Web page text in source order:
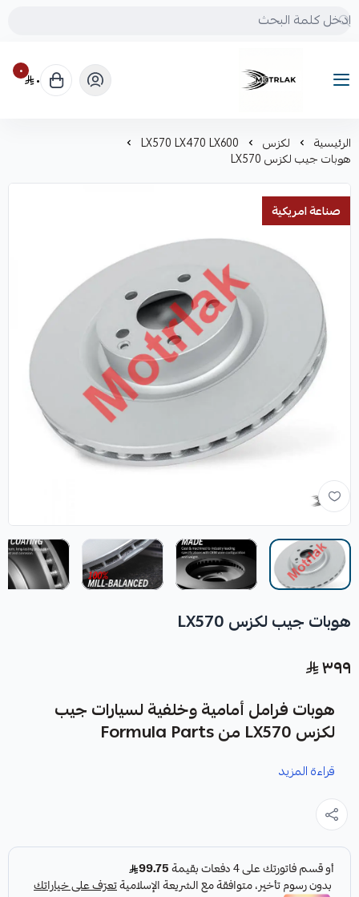
Motrlak
٠ ٠
الرئيسية لكزس LX570 LX470 LX600
هوبات جيب لكزس LX570
صناعة امريكية
هوبات جيب لكزس LX570
٣٩٩
هوبات فرامل أمامية وخلفية لسيارات جيب
لكزس LX570 من Formula Parts
كقطعة غيار متينة وعالية الجودة، مصممة خصيصًا لضمان أداء
فرامل موثوق به.
قراءة المزيد